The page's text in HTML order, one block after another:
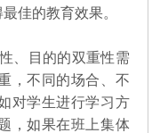
佳的教育效果。
、目的的双重性需
，不同的场合、不
对学生进行学习方
，如果在班上集体